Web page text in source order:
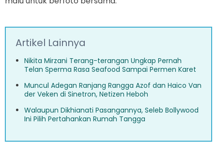
Artikel Lainnya
Nikita Mirzani Terang-terangan Ungkap Pernah
Telan Sperma Rasa Seafood Sampai Permen Karet
Muncul Adegan Ranjang Rangga Azof dan Haico Van
der Veken di Sinetron, Netizen Heboh
Walaupun Dikhianati Pasangannya, Seleb Bollywood
Ini Pilih Pertahankan Rumah Tangga